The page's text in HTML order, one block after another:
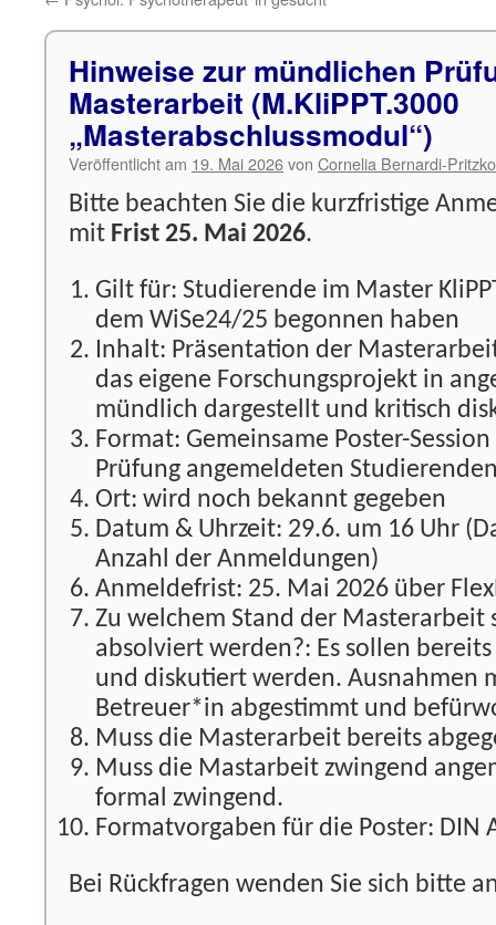
Hinweise zur mündlichen
Masterarbeit (M.KliPPT.3000
„Masterabschlussmodul“)
Veröffentlicht am 19. Mai 2026von Cornelia Bernardi-
Bitte beachten Sie die kurzfristige
mit Frist 25. Mai 2026.
Gilt für: Studierende im Master
dem WiSe24/25 begonnen haben
Inhalt: Präsentation der
das eigene Forschungsprojekt in
mündlich dargestellt und kritisch
Format: Gemeinsame Poster-
Prüfung angemeldeten
Ort: wird noch bekannt gegeben
Datum & Uhrzeit: 29.6. um 16 Uhr
Anzahl der Anmeldungen)
Anmeldefrist: 25. Mai 2026 über
Zu welchem Stand der Masterarbeit
absolviert werden?: Es sollen
und diskutiert werden. Ausnahmen
Betreuer*in abgestimmt und
Muss die Masterarbeit bereits
Muss die Mastarbeit zwingend
formal zwingend.
Formatvorgaben für die Poster: DIN
Bei Rückfragen wenden Sie sich bitte